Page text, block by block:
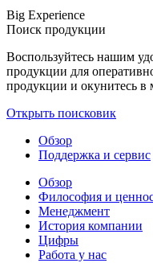
Big Experience
Поиск продукции
Воспользуйтесь нашим
продукции для
продукции и окунитесь в
Открыть поисковик
Обзор
Поддержка и сервис
Обзор
Философия и
Менеджмент
История компании
Цифры
Работа у нас